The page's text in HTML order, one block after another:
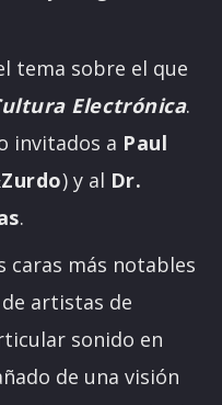
tema sobre el que
Electrónica.
invitados a Paul
) y al Dr.
.
caras más notables
artistas de
sonido en
de una visión